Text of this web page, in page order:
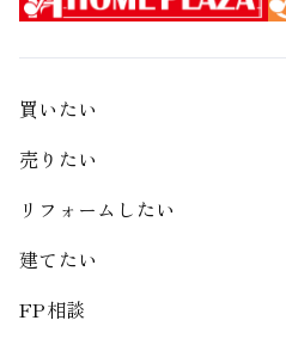
買いたい
売りたい
リフォームしたい
建てたい
FP相談